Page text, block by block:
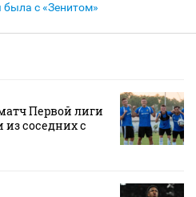
была с «Зенитом»
Первой лиги
соседних с